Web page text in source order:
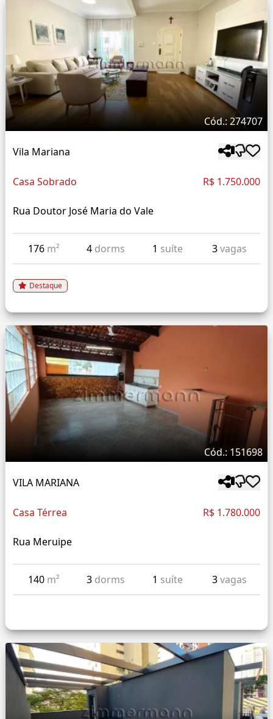
Cód.: 274707
Vila Mariana
Casa Sobrado R$ 1.750.000
Rua Doutor José Maria do Vale
176 m² 4 dorms 1 suíte 3vagas
Destaque
Cód.: 151698
VILA MARIANA
Casa Térrea R$ 1.780.000
Rua Meruipe
140 m² 3 dorms 1 suíte 3vagas